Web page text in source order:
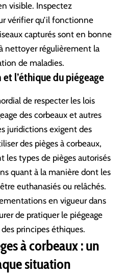
visible. Inspectez
vérifier qu’il fonctionne
capturés sont en bonne
nettoyer régulièrement la
de maladies.
l’éthique du piégeage
de respecter les lois
des corbeaux et autres
juridictions exigent des
des pièges à corbeaux,
les types de pièges autorisés
quant à la manière dont les
euthanasiés ou relâchés.
en vigueur dans
de pratiquer le piégeage
principes éthiques.
à corbeaux : un
situation